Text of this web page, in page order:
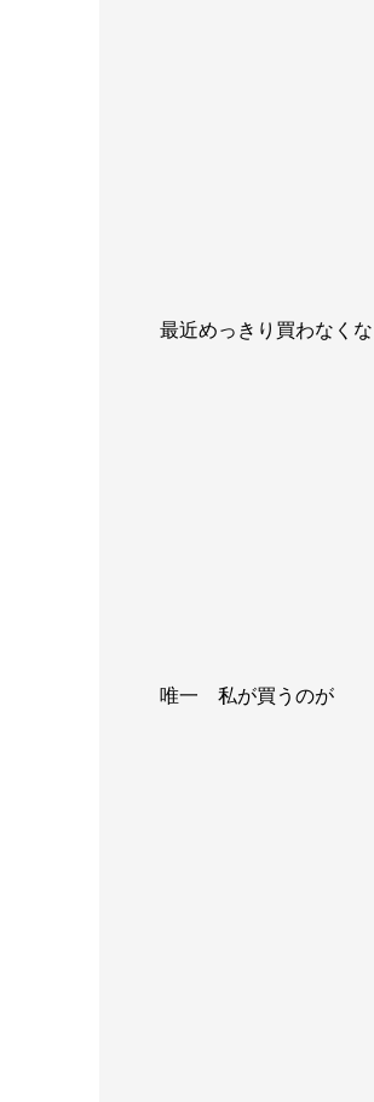
最近めっきり買わなくな
唯一 私が買うのが